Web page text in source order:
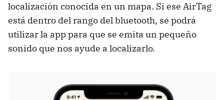
localización conocida en un mapa. Si ese AirTag
está dentro del rango del bluetooth, se podrá
utilizar la app para que se emita un pequeño
sonido que nos ayude a localizarlo.